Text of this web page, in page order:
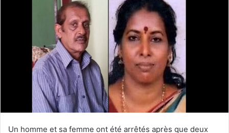
Un homme et sa femme ont été arrêtés après que deux